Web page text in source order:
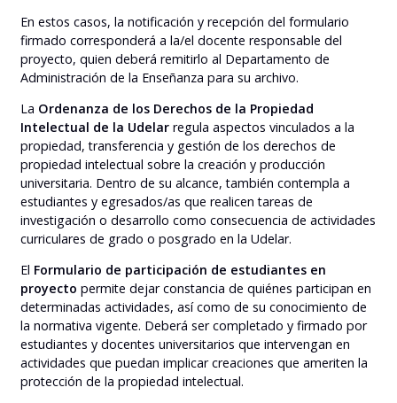
En estos casos, la notificación y recepción del formulario
firmado corresponderá a la/el docente responsable del
proyecto, quien deberá remitirlo al Departamento de
Administración de la Enseñanza para su archivo.
La Ordenanza de los Derechos de la Propiedad
Intelectual de la Udelar regula aspectos vinculados a la
propiedad, transferencia y gestión de los derechos de
propiedad intelectual sobre la creación y producción
universitaria. Dentro de su alcance, también contempla a
estudiantes y egresados/as que realicen tareas de
investigación o desarrollo como consecuencia de actividades
curriculares de grado o posgrado en la Udelar.
El Formulario de participación de estudiantes en
proyecto permite dejar constancia de quiénes participan en
determinadas actividades, así como de su conocimiento de
la normativa vigente. Deberá ser completado y firmado por
estudiantes y docentes universitarios que intervengan en
actividades que puedan implicar creaciones que ameriten la
protección de la propiedad intelectual.